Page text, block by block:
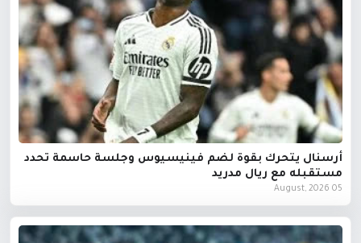
أرسنال يتحرك بقوة لضم فينيسيوس وجلسة حاسمة تحدد
مستقبله مع ريال مدريد
05 August, 2026